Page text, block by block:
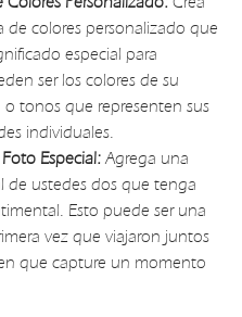
de colores personalizado que
especial para
ser los colores de su
o tonos que representen sus
individuales.
Especial: Agrega una
de ustedes dos que tenga
Esto puede ser una
vez que viajaron juntos
que capture un momento